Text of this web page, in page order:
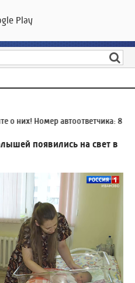
ГТРК «Ивтелерадио»
Номер автоответчика:8
появились на свет в
Play